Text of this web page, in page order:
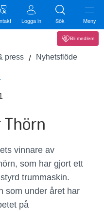
Logga in Sök Meny
Bli medlem
press
Nyhetsflöde
Thörn
vinnare av
som har gjort ett
trummaskin.
som under året har
på